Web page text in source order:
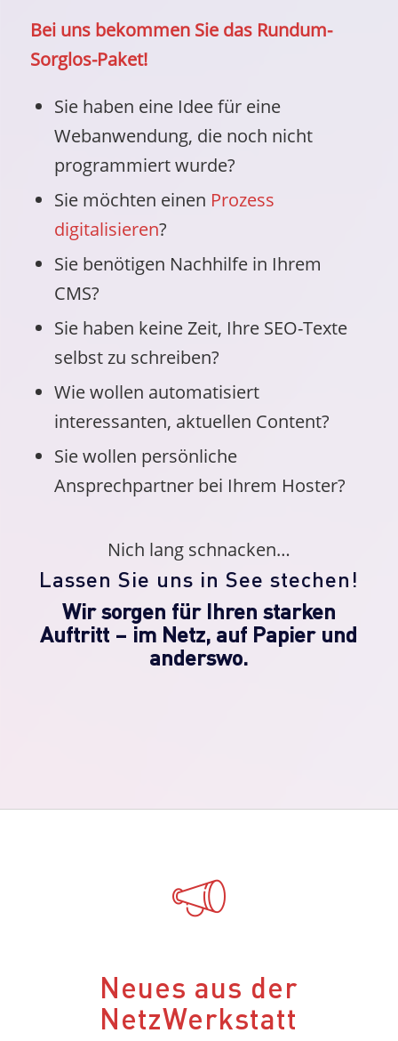
Bei uns bekommen Sie das Rundum-
Sorglos-Paket!
Sie haben eine Idee für eine
Webanwendung, die noch nicht
programmiert wurde?
Sie möchten einen Prozess
digitalisieren?
Sie benötigen Nachhilfe in Ihrem
CMS?
Sie haben keine Zeit, Ihre SEO-Texte
selbst zu schreiben?
Wie wollen automatisiert
interessanten, aktuellen Content?
Sie wollen persönliche
Ansprechpartner bei Ihrem Hoster?
Nich lang schnacken…
Lassen Sie uns in See stechen!
Wir sorgen für Ihren starken
Auftritt – im Netz, auf Papier und
anderswo.
Neues aus der
NetzWerkstatt